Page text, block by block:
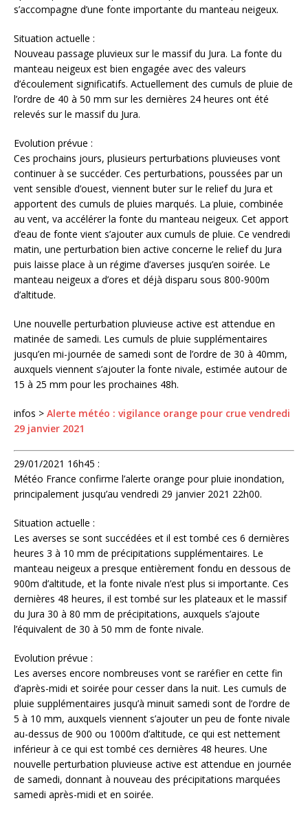
s’accompagne d’une fonte importante du manteau neigeux.
Situation actuelle :
Nouveau passage pluvieux sur le massif du Jura. La fonte du
manteau neigeux est bien engagée avec des valeurs
d’écoulement significatifs. Actuellement des cumuls de pluie de
l’ordre de 40 à 50 mm sur les dernières 24 heures ont été
relevés sur le massif du Jura.
Evolution prévue :
Ces prochains jours, plusieurs perturbations pluvieuses vont
continuer à se succéder. Ces perturbations, poussées par un
vent sensible d’ouest, viennent buter sur le relief du Jura et
apportent des cumuls de pluies marqués. La pluie, combinée
au vent, va accélérer la fonte du manteau neigeux. Cet apport
d’eau de fonte vient s’ajouter aux cumuls de pluie. Ce vendredi
matin, une perturbation bien active concerne le relief du Jura
puis laisse place à un régime d’averses jusqu’en soirée. Le
manteau neigeux a d’ores et déjà disparu sous 800-900m
d’altitude.
Une nouvelle perturbation pluvieuse active est attendue en
matinée de samedi. Les cumuls de pluie supplémentaires
jusqu’en mi-journée de samedi sont de l’ordre de 30 à 40mm,
auxquels viennent s’ajouter la fonte nivale, estimée autour de
15 à 25 mm pour les prochaines 48h.
infos > Alerte météo : vigilance orange pour crue vendredi
29 janvier 2021
29/01/2021 16h45 :
Météo France confirme l’alerte orange pour pluie inondation,
principalement jusqu’au vendredi 29 janvier 2021 22h00.
Situation actuelle :
Les averses se sont succédées et il est tombé ces 6 dernières
heures 3 à 10 mm de précipitations supplémentaires. Le
manteau neigeux a presque entièrement fondu en dessous de
900m d’altitude, et la fonte nivale n’est plus si importante. Ces
dernières 48 heures, il est tombé sur les plateaux et le massif
du Jura 30 à 80 mm de précipitations, auxquels s’ajoute
l’équivalent de 30 à 50 mm de fonte nivale.
Evolution prévue :
Les averses encore nombreuses vont se raréfier en cette fin
d’après-midi et soirée pour cesser dans la nuit. Les cumuls de
pluie supplémentaires jusqu’à minuit samedi sont de l’ordre de
5 à 10 mm, auxquels viennent s’ajouter un peu de fonte nivale
au-dessus de 900 ou 1000m d’altitude, ce qui est nettement
inférieur à ce qui est tombé ces dernières 48 heures. Une
nouvelle perturbation pluvieuse active est attendue en journée
de samedi, donnant à nouveau des précipitations marquées
samedi après-midi et en soirée.